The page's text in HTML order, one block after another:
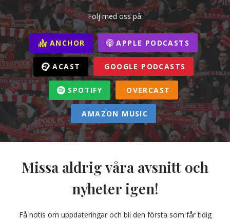
Följ med oss på:
ANCHOR APPLE PODCASTS
ACAST GOOGLE PODCASTS
SPOTIFY OVERCAST
AMAZON MUSIC
Missa aldrig våra avsnitt och
nyheter igen!
Få notis om uppdateringar och bli den första som får tidig